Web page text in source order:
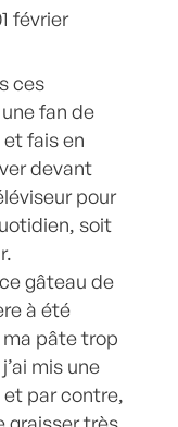
février
ces
fan de
fais en
devant
pour
soit
gâteau de
à été
pâte trop
mis une
par contre,